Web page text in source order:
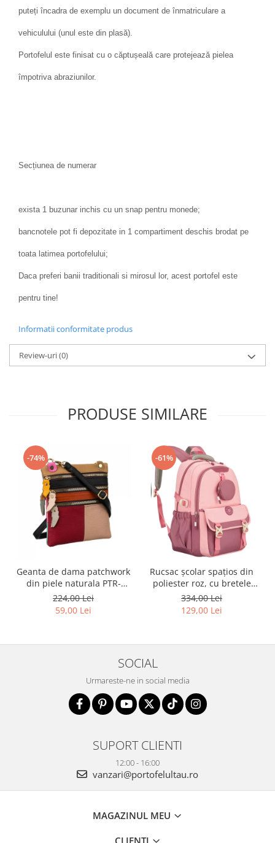
puteți încadra de exemplu un document de înmatriculare a
vehiculului (unul este din plasă).
Portofelul este finisat cu o căptușeală care protejează pielea
împotriva abraziunilor.
Secțiunea de numerar
exista 1 buzunar inchis cu un snap pentru monede;
bancnotele pot fi depozitate in 1 compartiment deschis brodat pe
toata latimea portofelului;
Daca preferi banii traditionali si mirosul lor, acest portofel este
pentru tine!
Informatii conformitate produs
Review-uri(0)
PRODUSE SIMILARE
-74%
Geanta de dama patchwork
din piele naturala PTR-
1718-SKL-6922 MULTI
224,00 Lei
59,00 Lei
-61%
Rucsac școlar spațios din
poliester roz, cu bretele
reglabile - Peterson PTR-
PTN 8610-1327 PINK
334,00 Lei
129,00 Lei
SOCIAL
Urmareste-ne in social media
SUPORT CLIENTI
12:00 - 16:00
vanzari@portofelultau.ro
MAGAZINUL MEU
CLIENTI